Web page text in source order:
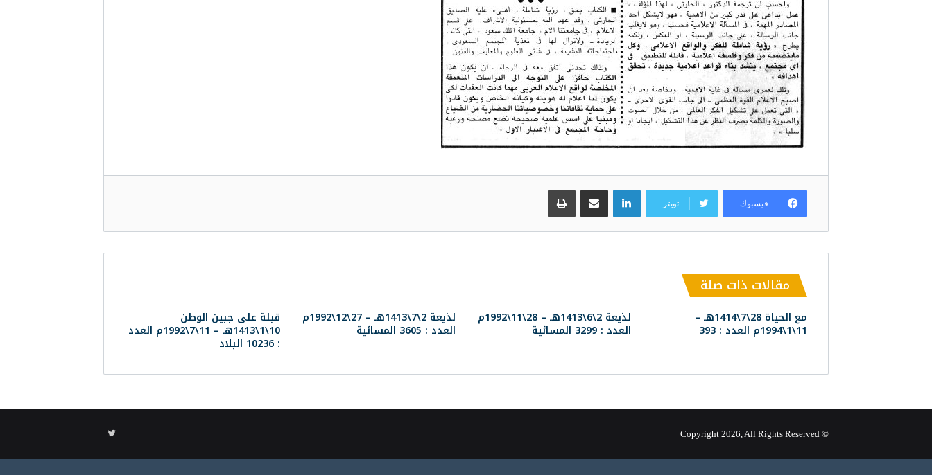
فيسبوك تويتر
لينكدإن مشاركة عبر البريد
مقالات ذات صلة
مع الحياة 28\7\1414هـ –
11\1\1994م العدد : 393
لذيعة 2\6\1413هـ – 28\11\1992م
العدد : 3299 المسائية
لذيعة 2\7\1413هـ – 27\12\1992م
العدد : 3605 المسائية
قبلة على جبين الوطن
10\1\1413هـ – 11\7\1992م العدد
: 10236 البلاد
© Copyright 2026, All Rights Reserved